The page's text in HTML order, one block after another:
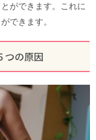
ができます。これに
できます。
つの原因